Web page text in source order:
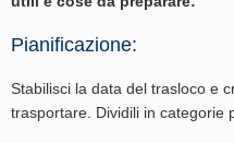
Pianificazione:
Stabilisci la data del trasloco e
trasportare. Dividili in categorie